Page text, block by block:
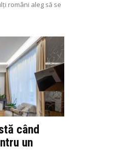
români aleg să se
când
un